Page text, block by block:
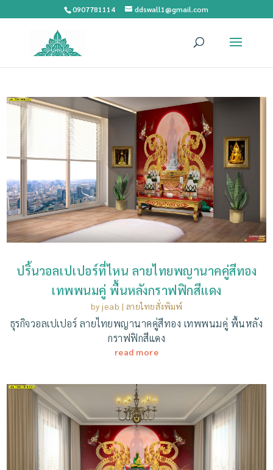
0907781114 ddswall1@gmail.com
ปริ้นวอลเปเปอร์ที่ไหน ลายไทยพญานาคคู่สีทอง
เทพพนมคู่ พื้นหลังกราฟฟิกสีแดง
by jeab | ลายไทยสั่งพิมพ์
ธุรกิจวอลเปเปอร์ ลายไทยพญานาคคู่สีทอง เทพพนมคู่ พื้นหลัง
กราฟฟิกสีแดง
read more